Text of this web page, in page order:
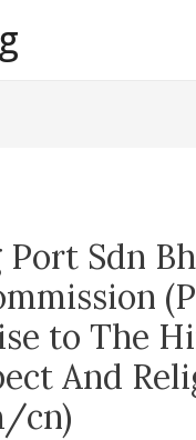
Port Sdn
to The
And
cn)